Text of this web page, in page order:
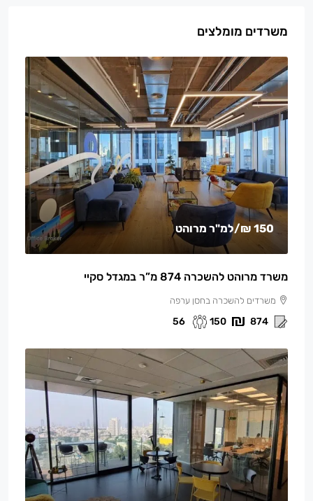
משרדים מומלצים
150 ₪ /למ"ר מרוהט
משרד מרוהט להשכרה 874 מ”ר במגדל סקיי
משרדים להשכרה בחסן ערפה
874
150
56